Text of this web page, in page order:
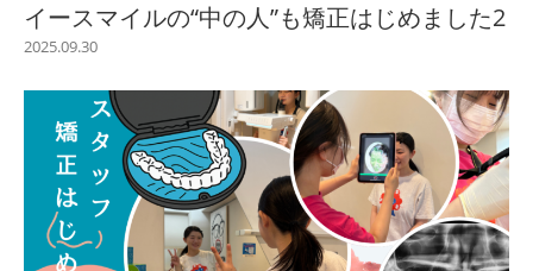
イースマイルの“中の人”も矯正はじめました2
2025.09.30